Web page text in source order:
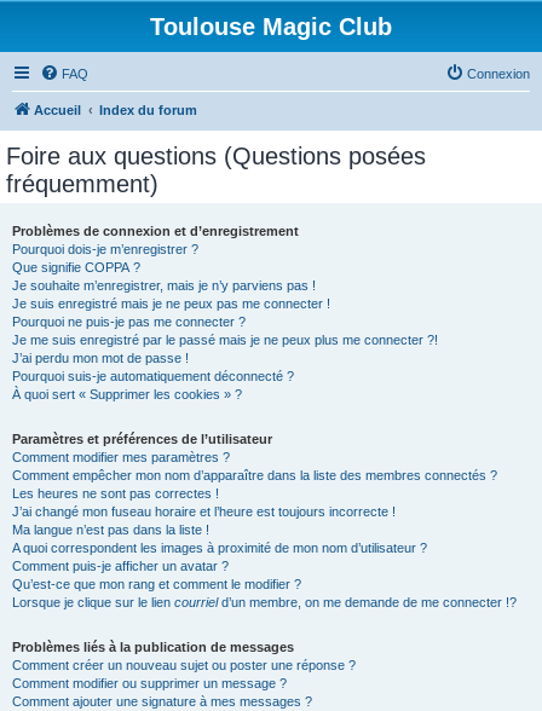
Toulouse Magic Club
FAQ Connexion
Accueil Index du forum
Foire aux questions (Questions posées
fréquemment)
Problèmes de connexion et d’enregistrement
Pourquoi dois-je m’enregistrer ?
Que signifie COPPA ?
Je souhaite m’enregistrer, mais je n’y parviens pas !
Je suis enregistré mais je ne peux pas me connecter !
Pourquoi ne puis-je pas me connecter ?
Je me suis enregistré par le passé mais je ne peux plus me connecter ?!
J’ai perdu mon mot de passe !
Pourquoi suis-je automatiquement déconnecté ?
À quoi sert « Supprimer les cookies » ?
Paramètres et préférences de l’utilisateur
Comment modifier mes paramètres ?
Comment empêcher mon nom d’apparaître dans la liste des membres connectés ?
Les heures ne sont pas correctes !
J’ai changé mon fuseau horaire et l’heure est toujours incorrecte !
Ma langue n’est pas dans la liste !
A quoi correspondent les images à proximité de mon nom d’utilisateur ?
Comment puis-je afficher un avatar ?
Qu’est-ce que mon rang et comment le modifier ?
Lorsque je clique sur le lien courrield’un membre, on me demande de me connecter !?
Problèmes liés à la publication de messages
Comment créer un nouveau sujet ou poster une réponse ?
Comment modifier ou supprimer un message ?
Comment ajouter une signature à mes messages ?